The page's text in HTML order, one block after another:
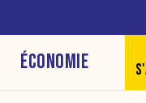
ÉCONOMIE